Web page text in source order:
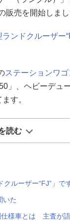
販売を開始しまし
ンドクルーザー
ステーションワゴ
」、ヘビーデュ
す。
読む
ルーザー“FJ”」で
いた
仕様車とは 主査が